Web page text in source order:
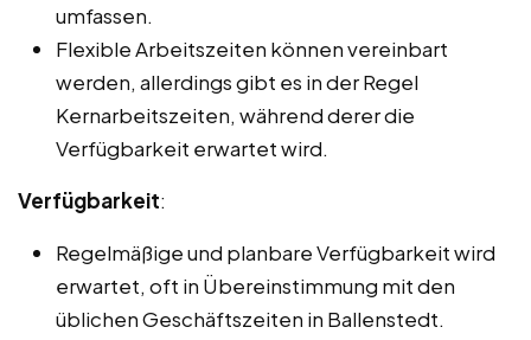
umfassen.
Flexible Arbeitszeiten können vereinbart
werden, allerdings gibt es in der Regel
Kernarbeitszeiten, während derer die
Verfügbarkeit erwartet wird.
Verfügbarkeit:
Regelmäßige und planbare Verfügbarkeit wird
erwartet, oft in Übereinstimmung mit den
üblichen Geschäftszeiten in Ballenstedt.